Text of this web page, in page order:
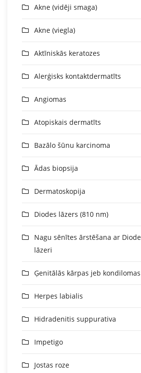
Akne (vidēji smaga)
Akne (viegla)
Aktīniskās keratozes
Alerģisks kontaktdermatīts
Angiomas
Atopiskais dermatīts
Bazālo šūnu karcinoma
Ādas biopsija
Dermatoskopija
Diodes lāzers (810 nm)
Nagu sēnītes ārstēšana ar
lāzeri
Ģenitālās kārpas jeb kondilomas
Herpes labialis
Hidradenitis suppurativa
Impetigo
Jostas roze